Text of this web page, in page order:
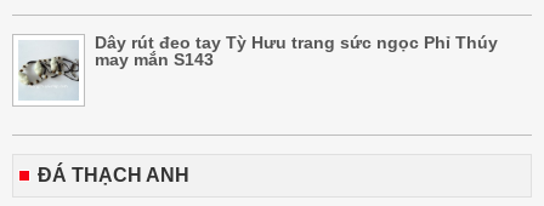
Dây rút đeo tay Tỳ Hưu trang sức ngọc Phỉ Thúy
may mắn S143
ĐÁ THẠCH ANH